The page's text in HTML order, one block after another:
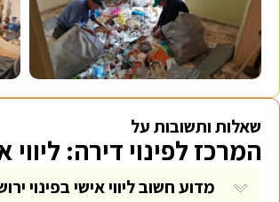
שאלות ותשובות על
המרכז לפינוי דירה: ליווי
מדוע חשוב ליווי אישי בפינוי